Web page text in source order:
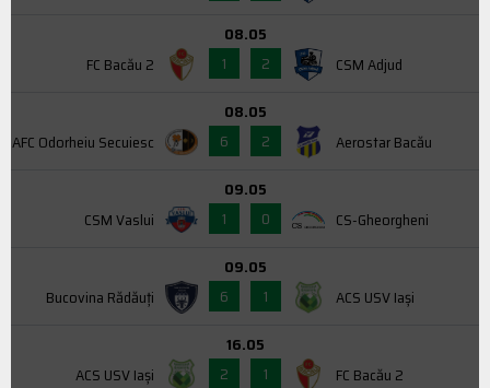
FC Bacău 2
08.05
1
2 CSM Adjud
AFC Odorheiu Secuiesc
08.05
6
2 Aerostar Bacău
CSM Vaslui
09.05
1
0 CS-Gheorgheni
Bucovina Rădăuți
09.05
6
1 ACS USV Iaşi
ACS USV Iaşi
16.05
2
1 FC Bacău 2